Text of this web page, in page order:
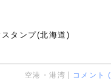
タンプ(北海道)
空港・港湾 コメント